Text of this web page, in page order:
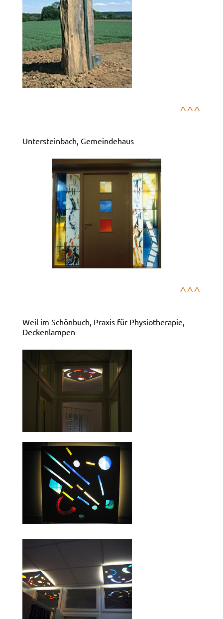
^^^
Untersteinbach, Gemeindehaus
^^^
Weil im Schönbuch, Praxis für Physiotherapie,
Deckenlampen